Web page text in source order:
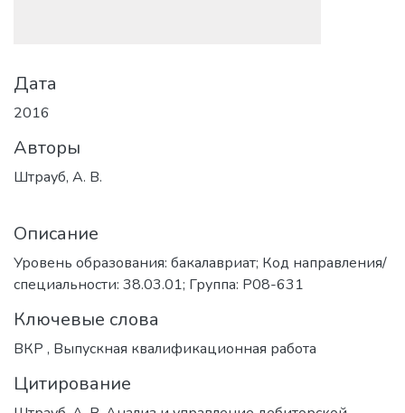
Дата
2016
Авторы
Штрауб, А. В.
Описание
Уровень образования: бакалавриат; Код направления/
специальности: 38.03.01; Группа: Р08-631
Ключевые слова
ВКР , Выпускная квалификационная работа
Цитирование